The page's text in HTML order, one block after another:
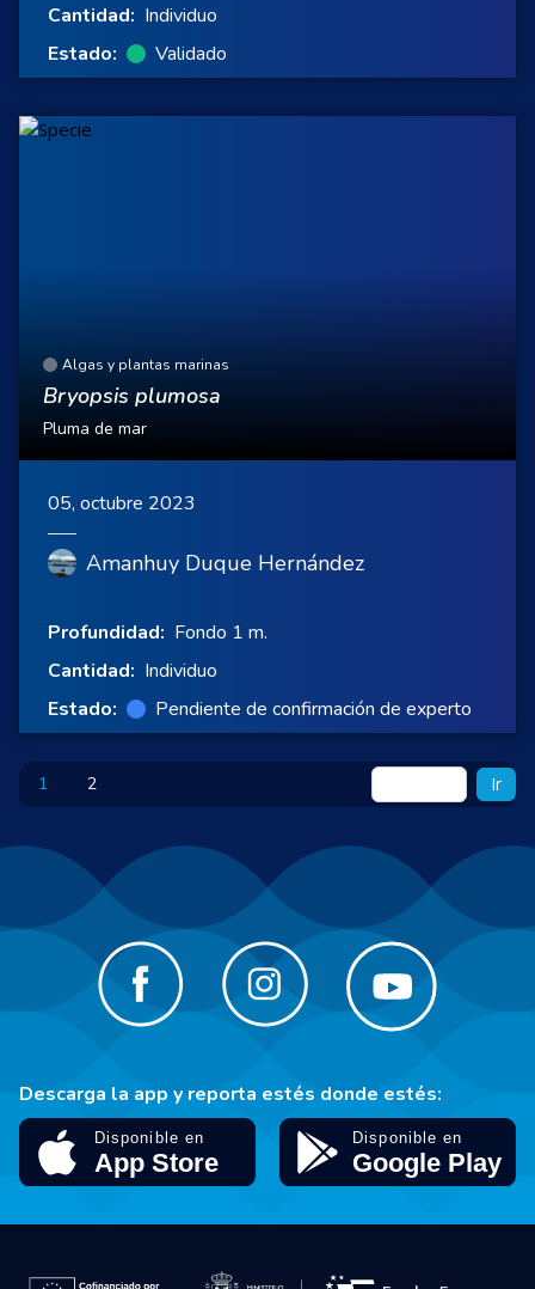
Cantidad: Individuo
Estado:
Validado
Algas y plantas marinas
Bryopsis plumosa
Pluma de mar
05, octubre 2023
Amanhuy Duque Hernández
Profundidad: Fondo 1 m.
Cantidad: Individuo
Estado:
Pendiente de confirmación de experto
1 2 Ir
Descarga la app y reporta estés donde estés: